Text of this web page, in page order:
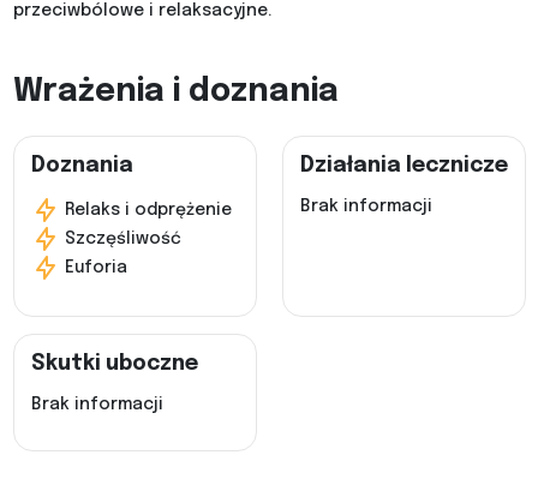
przeciwbólowe i relaksacyjne.
Wrażenia i doznania
Doznania
Relaks i odprężenie
Szczęśliwość
Euforia
Działania lecznicze
Brak informacji
Skutki uboczne
Brak informacji